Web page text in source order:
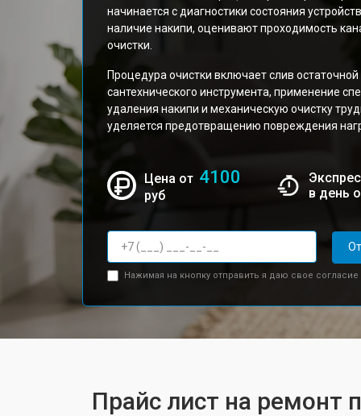
начинается с диагностики состояния
наличие накипи, оценивают проходимость
очистки.
Процедура очистки включает слив
сантехнического инструмента, применение
удаления накипи и механическую очистку
уделяется предотвращению повреждения
Цена от 4100
руб
в день
Нажимая на кнопку отправить я даю свое согласие
Прайс лист на ремонт